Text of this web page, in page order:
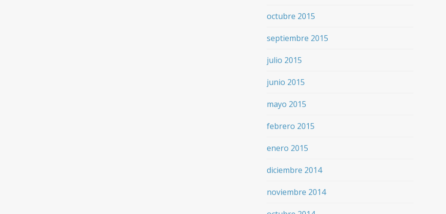
octubre 2015
septiembre 2015
julio 2015
junio 2015
mayo 2015
febrero 2015
enero 2015
diciembre 2014
noviembre 2014